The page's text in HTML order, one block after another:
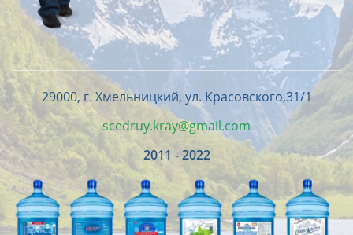
29000, г. Хмельницкий, ул. Красовского,31/1
scedruy.kray@gmail.com
2011 - 2022